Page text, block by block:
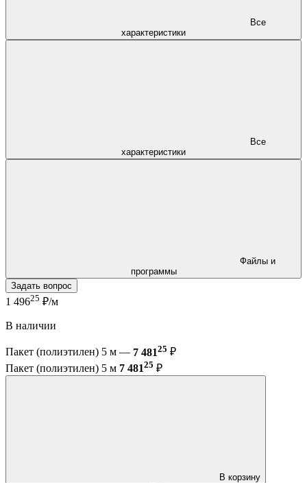
характеристики
характеристики
программы
Задать вопрос
1 49625 ₽/м
В наличии
Пакет (полиэтилен) 5 м — 7 48125 ₽
Пакет (полиэтилен) 5 м 7 48125 ₽
В корзину